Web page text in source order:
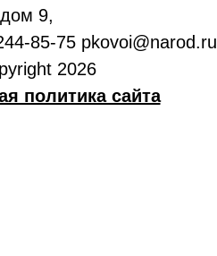
дом 9,
85-75 pkovoi@narod.ru
2026
политика сайта